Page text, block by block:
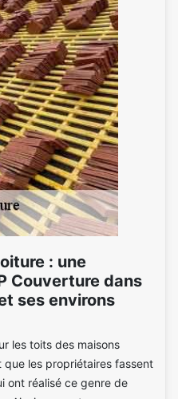
: une
Couverture dans
ses environs
les toits des maisons
les propriétaires fassent
ont réalisé ce genre de